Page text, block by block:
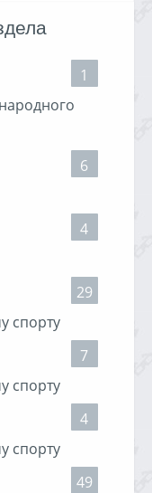
1
6
4
29
спорту
7
спорту
4
спорту
49